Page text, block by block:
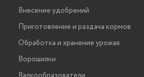
Внесение удобрений
Приготовление и раздача кормов
Обработка и хранение урожая
Ворошилки